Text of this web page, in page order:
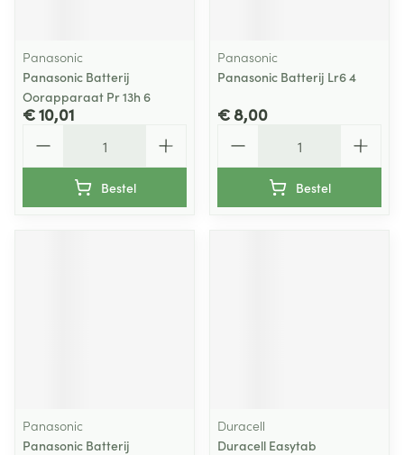
Panasonic
Panasonic Batterij
Oorapparaat Pr 13h 6
€ 10,01
Bestel
Panasonic
Panasonic Batterij Lr6 4
€ 8,00
Bestel
Panasonic
Panasonic Batterij
Duracell
Duracell Easytab